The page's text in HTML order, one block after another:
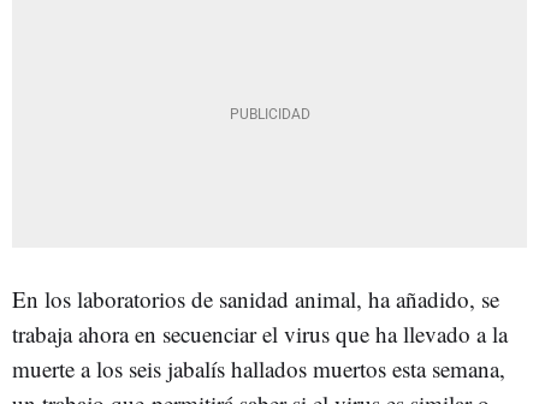
En los laboratorios de sanidad animal, ha añadido, se
trabaja ahora en secuenciar el virus que ha llevado a la
muerte a los seis jabalís hallados muertos esta semana,